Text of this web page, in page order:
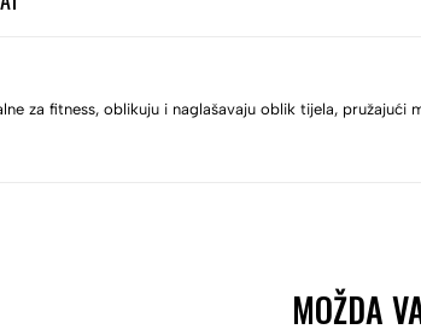
za fitness, oblikuju i naglašavaju oblik tijela,
MOŽDA